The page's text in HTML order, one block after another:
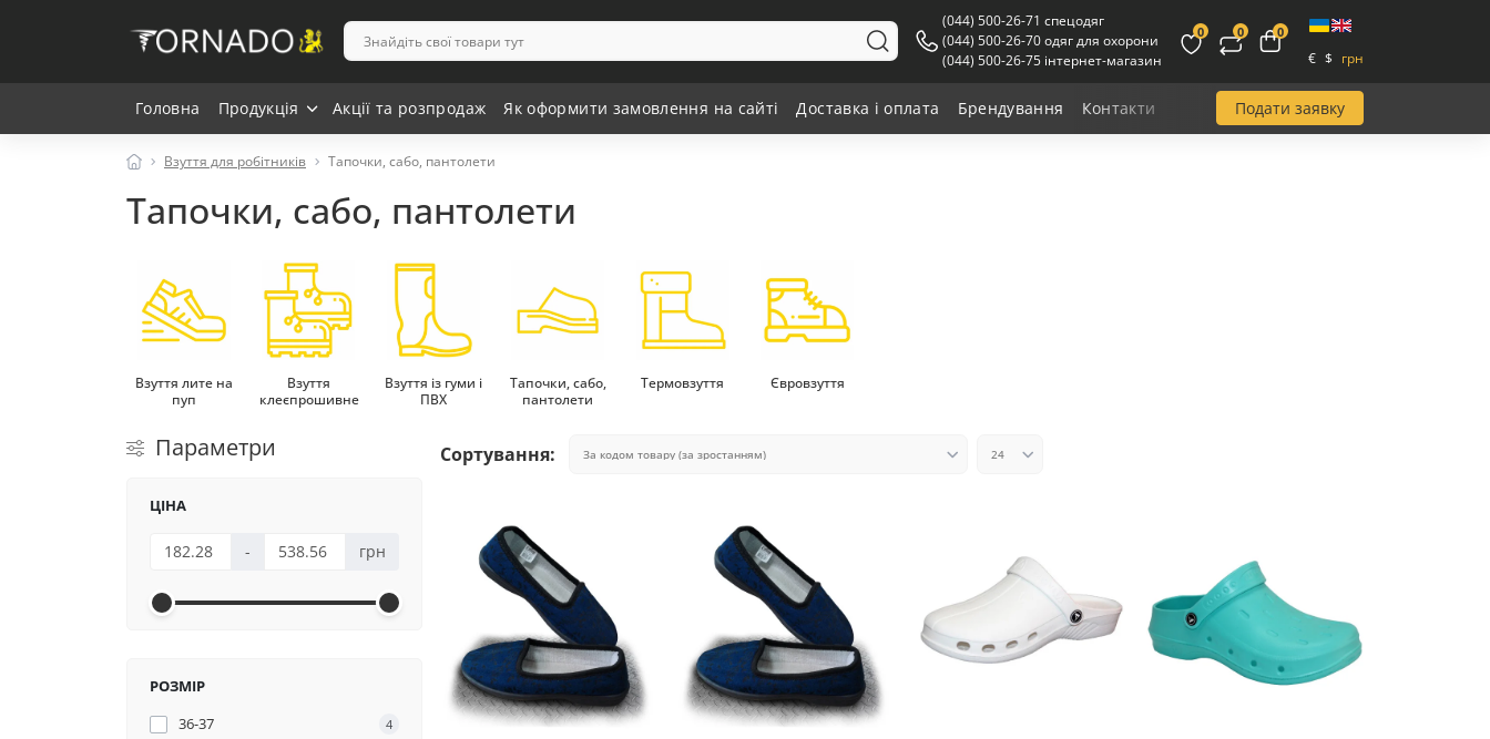
(044) 500-26-71 спецодяг
(044) 500-26-70 одяг для охорони
(044) 500-26-75 інтернет-магазин
0 0 0
€ $ грн
Головна Продукція Акції та розпродаж Як оформити замовлення на сайті Доставка і оплата Брендування Контакти Подати заявку
Взуття для робітників Тапочки, сабо, пантолети
Тапочки, сабо, пантолети
Взуття лите на
пуп
Взуття
клеєпрошивне
Взуття із гуми і
ПВХ
Тапочки, сабо,
пантолети
Термовзуття Євровзуття
Параметри
ЦІНА
- грн
РОЗМІР
36-37
4
Сортування: